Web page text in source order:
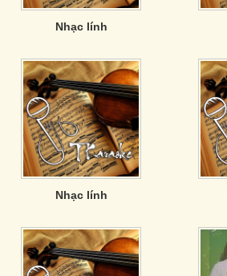
Nhạc lính
Nhạc lính